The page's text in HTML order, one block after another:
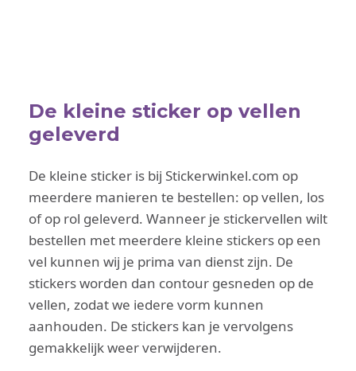
De kleine sticker op vellen
geleverd
De kleine sticker is bij Stickerwinkel.com op
meerdere manieren te bestellen: op vellen, los
of op rol geleverd. Wanneer je stickervellen wilt
bestellen met meerdere kleine stickers op een
vel kunnen wij je prima van dienst zijn. De
stickers worden dan contour gesneden op de
vellen, zodat we iedere vorm kunnen
aanhouden. De stickers kan je vervolgens
gemakkelijk weer verwijderen.